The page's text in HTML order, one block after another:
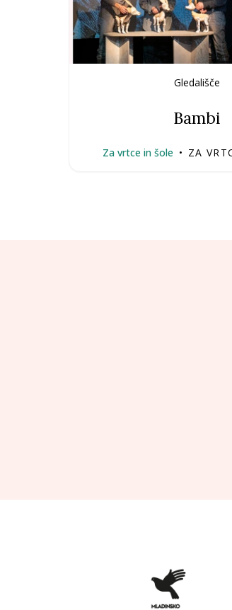
Gledališče
Bambi
Za vrtce in šole • ZA